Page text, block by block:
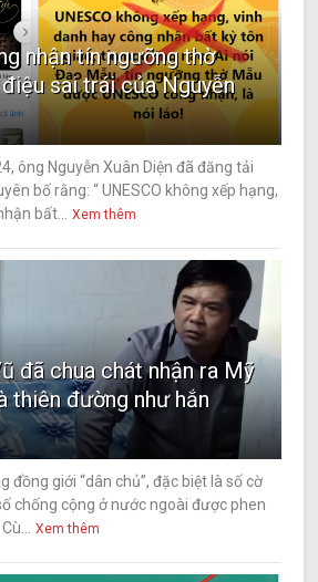
nhận tín ngưỡng thờ
sai trái của Nguyễn
ông Nguyễn Xuân Diện đã đăng tải
bố rằng: “ UNESCO không xếp hạng,
bất...
Xem thêm
đã chua chát nhận ra Mỹ
thiên đường như hắn
đồng giới “dân chủ”, đặc biệt là số cờ
chống cộng ở nước ngoài được phen
Xem thêm